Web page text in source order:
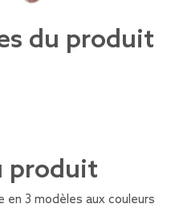
du produit
produit
3 modèles aux couleurs